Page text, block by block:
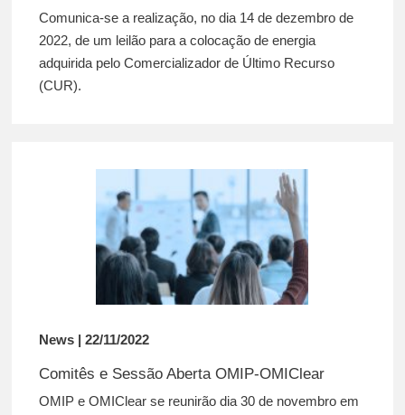
Comunica-se a realização, no dia 14 de dezembro de
2022, de um leilão para a colocação de energia
adquirida pelo Comercializador de Último Recurso
(CUR).
News | 22/11/2022
Comitês e Sessão Aberta OMIP-OMIClear
OMIP e OMIClear se reunirão dia 30 de novembro em